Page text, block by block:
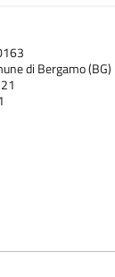
di Bergamo (BG)